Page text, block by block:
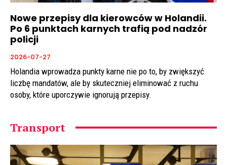
Nowe przepisy dla kierowców w Holandii.
Po 6 punktach karnych trafią pod nadzór
policji
2026-07-27
Holandia wprowadza punkty karne nie po to, by zwiększyć
liczbę mandatów, ale by skuteczniej eliminować z ruchu
osoby, które uporczywie ignorują przepisy.
Transport